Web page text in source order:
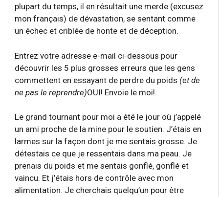
plupart du temps, il en résultait une merde (excusez
mon français) de dévastation, se sentant comme
un échec et criblée de honte et de déception.
Entrez votre adresse e-mail ci-dessous pour
découvrir les 5 plus grosses erreurs que les gens
commettent en essayant de perdre du poids (et de
ne pas le reprendre)OUI! Envoie le moi!
Le grand tournant pour moi a été le jour où j’appelé
un ami proche de la mine pour le soutien. J’étais en
larmes sur la façon dont je me sentais grosse. Je
détestais ce que je ressentais dans ma peau. Je
prenais du poids et me sentais gonflé, gonflé et
vaincu. Et j’étais hors de contrôle avec mon
alimentation. Je cherchais quelqu’un pour être